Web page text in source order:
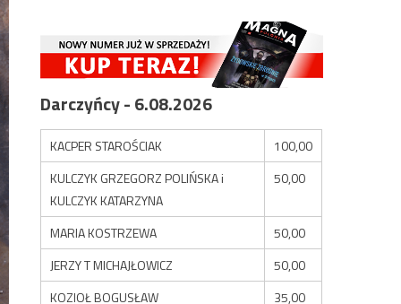
Darczyńcy - 6.08.2026
KACPER STAROŚCIAK
100,00
KULCZYK GRZEGORZ POLIŃSKA i
KULCZYK KATARZYNA
50,00
MARIA KOSTRZEWA
50,00
JERZY T MICHAJŁOWICZ
50,00
KOZIOŁ BOGUSŁAW
35,00